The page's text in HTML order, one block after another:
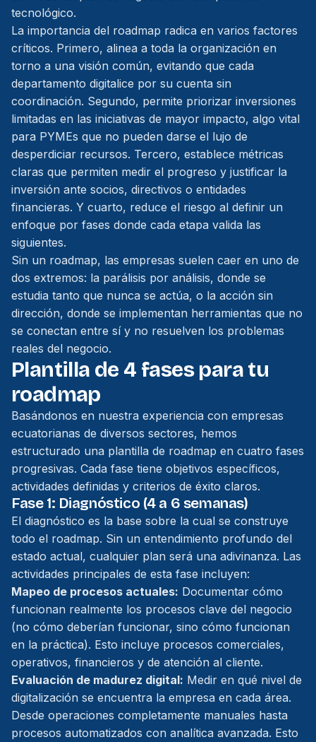
tecnológico.
La importancia del roadmap radica en varios factores
críticos. Primero, alinea a toda la organización en
torno a una visión común, evitando que cada
departamento digitalice por su cuenta sin
coordinación. Segundo, permite priorizar inversiones
limitadas en las iniciativas de mayor impacto, algo vital
para PYMEs que no pueden darse el lujo de
desperdiciar recursos. Tercero, establece métricas
claras que permiten medir el progreso y justificar la
inversión ante socios, directivos o entidades
financieras. Y cuarto, reduce el riesgo al definir un
enfoque por fases donde cada etapa valida las
siguientes.
Sin un roadmap, las empresas suelen caer en uno de
dos extremos: la parálisis por análisis, donde se
estudia tanto que nunca se actúa, o la acción sin
dirección, donde se implementan herramientas que no
se conectan entre sí y no resuelven los problemas
reales del negocio.
Plantilla de 4 fases para tu
roadmap
Basándonos en nuestra experiencia con empresas
ecuatorianas de diversos sectores, hemos
estructurado una plantilla de roadmap en cuatro fases
progresivas. Cada fase tiene objetivos específicos,
actividades definidas y criterios de éxito claros.
Fase 1: Diagnóstico (4 a 6 semanas)
El diagnóstico es la base sobre la cual se construye
todo el roadmap. Sin un entendimiento profundo del
estado actual, cualquier plan será una adivinanza. Las
actividades principales de esta fase incluyen:
Mapeo de procesos actuales: Documentar cómo
funcionan realmente los procesos clave del negocio
(no cómo deberían funcionar, sino cómo funcionan
en la práctica). Esto incluye procesos comerciales,
operativos, financieros y de atención al cliente.
Evaluación de madurez digital: Medir en qué nivel de
digitalización se encuentra la empresa en cada área.
Desde operaciones completamente manuales hasta
procesos automatizados con analítica avanzada. Esto